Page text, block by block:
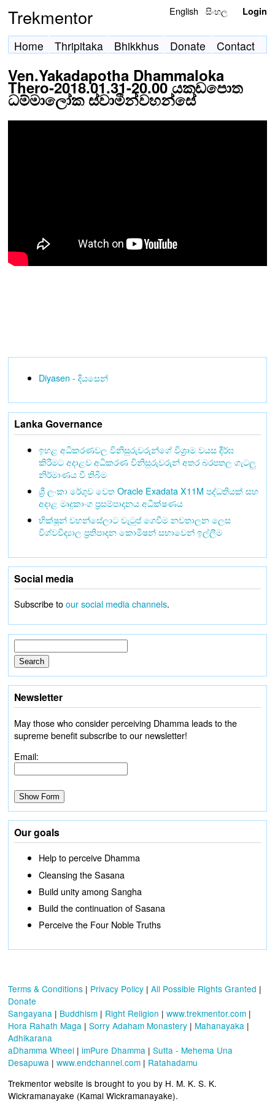
Trekmentor English සිංහල Login
Home Thripitaka Bhikkhus Donate Contact
Ven.Yakadapotha Dhammaloka
Thero-2018.01.31-20.00 යකඩපොත
ධම්මාලෝක ස්වාමීන්වහන්සේ
Diyasen - දියසෙන්
Lanka Governance
ඉහළ අධිකරණවල විනිසුරුවරුන්ගේ විශ්‍රාම වයස දීර්ඝ
කිරීමට අදාළව අධිකරණ විනිසුරුවරුන් අතර බරපතල ගැටලු
නිර්මාණය වී තිබීම
ශ්‍රී ලංකා රේගුව වෙත Oracle Exadata X11M පද්ධතියක් සහ
අදාළ මෘදුකාංග ප්‍රසම්පාදනය අධීක්ෂණය
භික්ෂූන් වහන්සේලාට වැටුප් ගෙවීම නවතාලන ලෙස
විශ්වවිද්‍යාල ප්‍රතිපාදන කොමිෂන් සභාවෙන් ඉල්ලීම
Social media
Subscribe toour social media channels.
Newsletter
May those who consider perceiving Dhamma leads to the
supreme benefit subscribe to our newsletter!
Email:
Our goals
Help to perceive Dhamma
Cleansing the Sasana
Build unity among Sangha
Build the continuation of Sasana
Perceive the Four Noble Truths
Terms & Conditions | Privacy Policy | All Possible Rights Granted |
Donate
Sangayana | Buddhism | Right Religion | www.trekmentor.com |
Hora Rahath Maga | Sorry Adaham Monastery | Mahanayaka |
Adhikarana
aDhamma Wheel | imPure Dhamma | Sutta - Mehema Una
Desapuwa | www.endchannel.com | Ratahadamu
Trekmentor website is brought to you by H. M. K. S. K.
Wickramanayake (Kamal Wickramanayake).